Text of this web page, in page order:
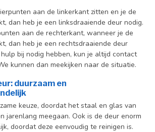
aan de linkerkant zitten en je de
dan heb je een linksdraaiende deur nodig.
aan de rechterkant, wanneer je de
dan heb je een rechtsdraaiende deur
bij nodig hebben, kun je altijd contact
kunnen dan meekijken naar de situatie.
duurzaam en
keuze, doordat het staal en glas van
jarenlang meegaan. Ook is de deur enorm
doordat deze eenvoudig te reinigen is.